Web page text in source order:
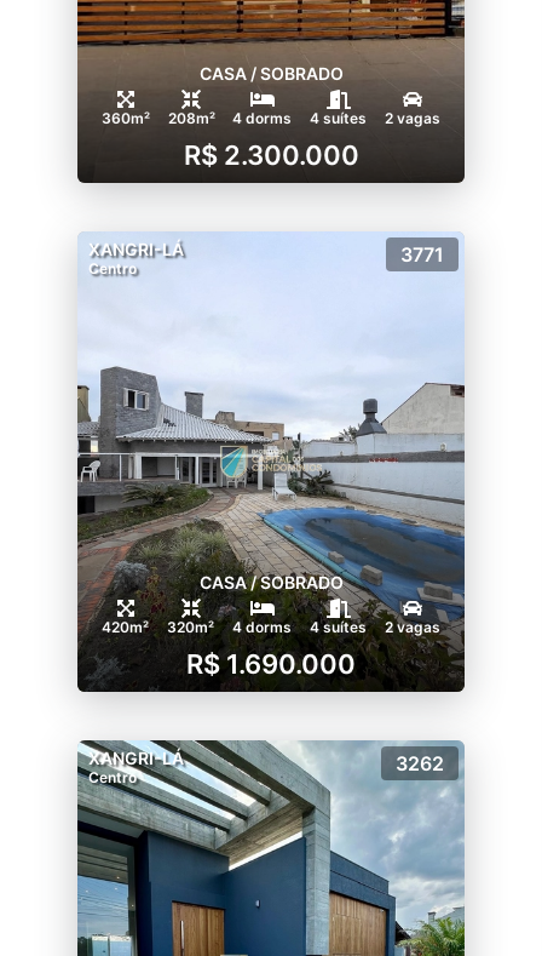
CASA / SOBRADO
360m² 208m² 4 dorms 4 suítes 2 vagas
R$ 2.300.000
XANGRI-LÁ
Centro
3771
CASA / SOBRADO
420m² 320m² 4 dorms 4 suítes 2 vagas
R$ 1.690.000
XANGRI-LÁ
Centro
3262